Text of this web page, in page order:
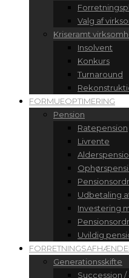
Valg af
Kriseramt
Insolvent
Konkurs
Turnaround
FORMUEOPTIMERING
Pension
Ratepension
Livrente
Udbetaling
Investering
Uvildig
Generationsskifte
Succession